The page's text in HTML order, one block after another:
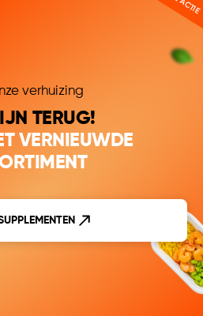
verhuizing
TERUG!
VERNIEUWDE